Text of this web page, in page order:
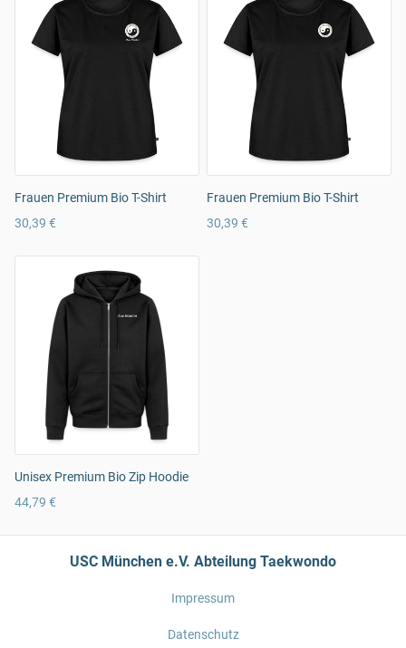
Frauen Premium Bio T-Shirt
30,39 €
Frauen Premium Bio T-Shirt
30,39 €
Unisex Premium Bio Zip Hoodie
44,79 €
USC München e.V. Abteilung Taekwondo
Impressum
Datenschutz